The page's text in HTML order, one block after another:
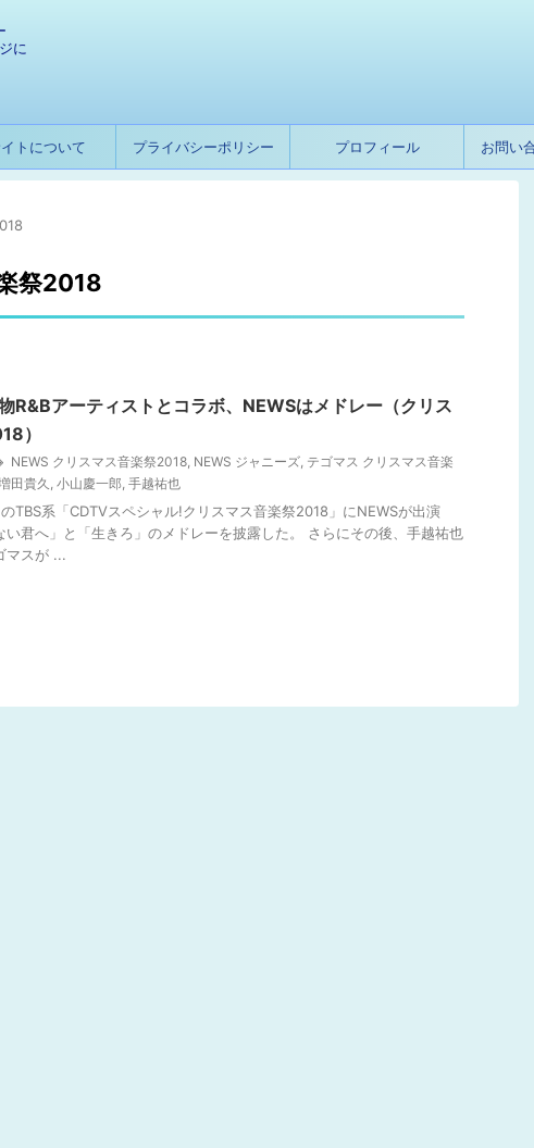
に
トについて プライバシーポリシー プロフィール お問い
祭2018
R&Bアーティストとコラボ、NEWSはメドレー（クリス
）
NEWS クリスマス音楽祭2018, NEWS ジャニーズ, テゴマス クリスマス音楽
田貴久 , 小山慶一郎, 手越祐也
TBS系「CDTVスペシャル!クリスマス音楽祭2018」にNEWSが出演
い君へ」と「生きろ」のメドレーを披露した。 さらにその後、手越祐也
マスが ...